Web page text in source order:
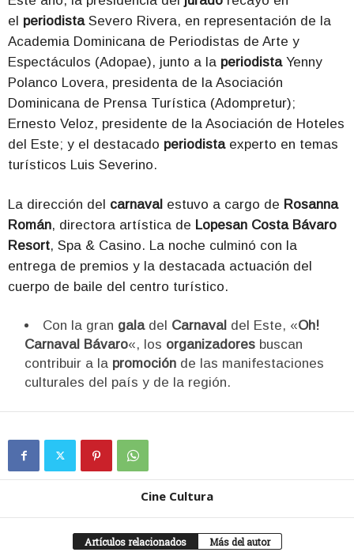
el periodistaSevero Rivera, en representación de la
Academia Dominicana de Periodistas de Arte y
Espectáculos (Adopae), junto a la periodistaYenny
Polanco Lovera, presidenta de la Asociación
Dominicana de Prensa Turística (Adompretur);
Ernesto Veloz, presidente de la Asociación de Hoteles
del Este; y el destacado periodistaexperto en temas
turísticos Luis Severino.
La dirección del carnaval estuvo a cargo de Rosanna
Román, directora artística de Lopesan Costa Bávaro
Resort, Spa & Casino. La noche culminó con la
entrega de premios y la destacada actuación del
cuerpo de baile del centro turístico.
Con la gran galadel Carnaval del Este, «Oh!
Carnaval Bávaro«, los organizadores buscan
contribuir a la promoción de las manifestaciones
culturales del país y de la región.
Cine Cultura
Artículos relacionados Más del autor